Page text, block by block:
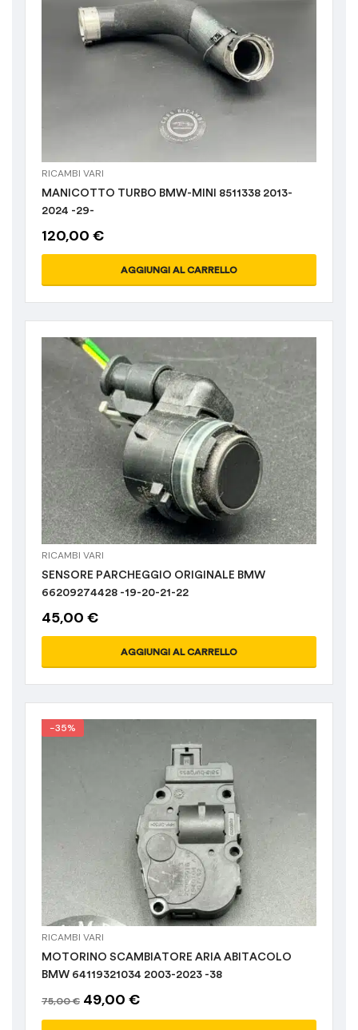
RICAMBI VARI
MANICOTTO TURBO BMW-MINI 8511338 2013-
2024 -29-
120,00 €
AGGIUNGI AL CARRELLO
RICAMBI VARI
SENSORE PARCHEGGIO ORIGINALE BMW
66209274428 -19-20-21-22
45,00 €
AGGIUNGI AL CARRELLO
-35%
RICAMBI VARI
MOTORINO SCAMBIATORE ARIA ABITACOLO
BMW 64119321034 2003-2023 -38
75,00€ 49,00 €